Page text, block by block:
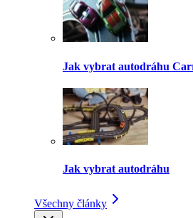
Jak vybrat autodráhu
Jak vybrat autodráhu
Všechny články